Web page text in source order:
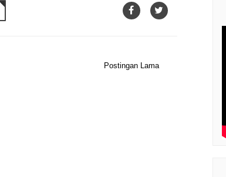
Postingan Lama